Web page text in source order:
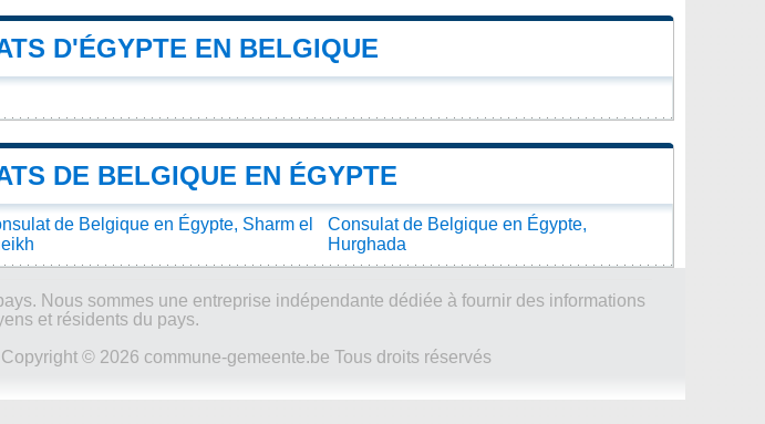
D'ÉGYPTE EN BELGIQUE
DE BELGIQUE EN ÉGYPTE
de Belgique en Égypte, Sharm el
Consulat de Belgique en Égypte,
Hurghada
Nous sommes une entreprise indépendante dédiée à fournir des informations
et résidents du pays.
Copyright © 2026 commune-gemeente.be Tous droits réservés